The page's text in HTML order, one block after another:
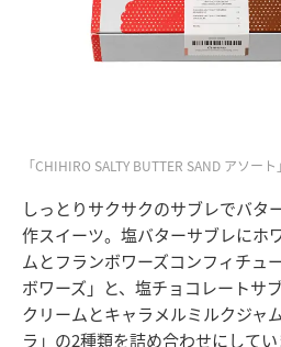
「CHIHIRO SALTY BUTTER SAND アソー
しっとりサクサクのサブレでバタ
作スイーツ。塩バターサブレにホ
ムとフランボワーズコンフィチュ
ボワーズ」と、塩チョコレートサ
クリームとキャラメルミルクジャ
ラ」の2種類を詰め合わせにしてい